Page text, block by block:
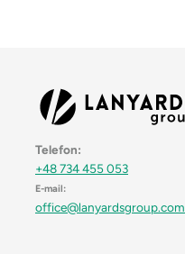
Telefon:
+48 734 455 053
E-mail:
office@lanyardsgroup.com